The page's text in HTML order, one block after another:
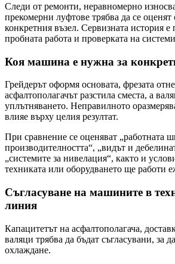
Следи от ремонти, неравномерно
прекомерни луфтове трябва да се
конкретния възел. Сервизната история е
пробната работа и проверката на
Коя машина е нужна за
Грейдерът оформя основата, фрезата
асфалтополагачът разстила сместа, а
уплътняването. Неправилното
влияе върху целия резултат.
При сравнение се оценяват „работната
производителността“, „видът и
„системите за нивелация“, както и
техниката или оборудването ще работи
Съгласуване на машините в
линия
Капацитетът на асфалтополагача,
валяци трябва да бъдат съгласувани, за
охлаждане.